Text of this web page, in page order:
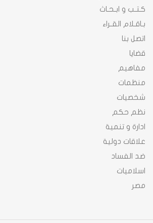
كـتـب و ابـحـاث
بـاقـلام القـراء
اتصل بنا
قضايا
مفاهيم
منظمات
شخصيات
نظم حكم
ادارة و تنمية
علاقات دولية
ضد الفساد
اسلاميات
مصر